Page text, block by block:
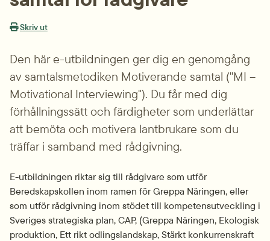
Skriv ut
Den här e-utbildningen ger dig en genomgång
av samtalsmetodiken Motiverande samtal ("MI –
Motivational Interviewing"). Du får med dig
förhållningssätt och färdigheter som underlättar
att bemöta och motivera lantbrukare som du
träffar i samband med rådgivning.
E-utbildningen riktar sig till rådgivare som utför
Beredskapskollen inom ramen för Greppa Näringen, eller
som utför rådgivning inom stödet till kompetensutveckling i
Sveriges strategiska plan, CAP, (Greppa Näringen, Ekologisk
produktion, Ett rikt odlingslandskap, Stärkt konkurrenskraft